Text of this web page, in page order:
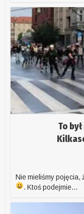
To
Nie mieliśmy pojęcia,
. Ktoś podejmie...